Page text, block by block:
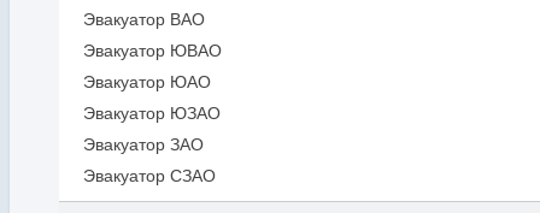
Эвакуатор ВАО
Эвакуатор ЮВАО
Эвакуатор ЮАО
Эвакуатор ЮЗАО
Эвакуатор ЗАО
Эвакуатор СЗАО